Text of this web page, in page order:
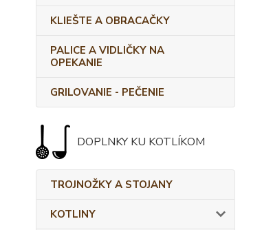
KLIEŠTE A OBRACAČKY
PALICE A VIDLIČKY NA
OPEKANIE
GRILOVANIE - PEČENIE
DOPLNKY KU KOTLÍKOM
TROJNOŽKY A STOJANY
KOTLINY